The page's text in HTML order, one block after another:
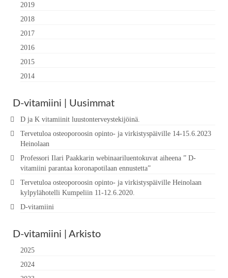
2019
2018
2017
2016
2015
2014
D-vitamiini | Uusimmat
D ja K vitamiinit luustonterveystekijöinä.
Tervetuloa osteoporoosin opinto- ja virkistyspäiville 14-15.6.2023
Heinolaan
Professori Ilari Paakkarin webinaariluentokuvat aiheena ” D-
vitamiini parantaa koronapotilaan ennustetta”
Tervetuloa osteoporoosin opinto- ja virkistyspäiville Heinolaan
kylpylähotelli Kumpeliin 11-12.6.2020.
D-vitamiini
D-vitamiini | Arkisto
2025
2024